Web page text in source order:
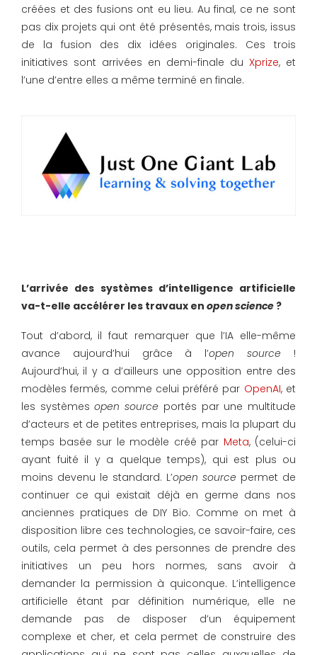
créées et des fusions ont eu lieu. Au final, ce ne sont
pas dix projets qui ont été présentés, mais trois, issus
de la fusion des dix idées originales. Ces trois
initiatives sont arrivées en demi-finale du Xprize, et
l’une d’entre elles a même terminé en finale.
L’arrivée des systèmes d’intelligence artificielle
va-t-elle accélérer les travaux en open science ?
Tout d’abord, il faut remarquer que l’IA elle-même
avance aujourd’hui grâce à l’open source !
Aujourd’hui, il y a d’ailleurs une opposition entre des
modèles fermés, comme celui préféré par OpenAI, et
les systèmesopen source portés par une multitude
d’acteurs et de petites entreprises, mais la plupart du
temps basée sur le modèle créé par Meta, (celui-ci
ayant fuité il y a quelque temps), qui est plus ou
moins devenu le standard. L’open source permet de
continuer ce qui existait déjà en germe dans nos
anciennes pratiques de DIY Bio. Comme on met à
disposition libre ces technologies, ce savoir-faire, ces
outils, cela permet à des personnes de prendre des
initiatives un peu hors normes, sans avoir à
demander la permission à quiconque. L’intelligence
artificielle étant par définition numérique, elle ne
demande pas de disposer d’un équipement
complexe et cher, et cela permet de construire des